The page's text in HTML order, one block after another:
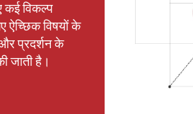
कई विकल्प
ऐच्छिक विषयों के
और प्रदर्शन के
जाती है।